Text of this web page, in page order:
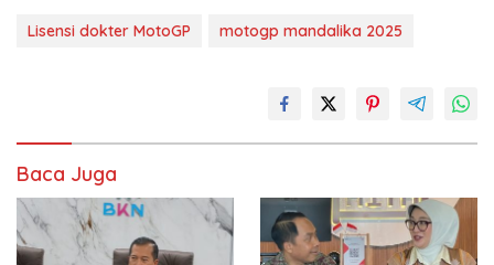
Lisensi dokter MotoGP motogp mandalika 2025
Baca Juga